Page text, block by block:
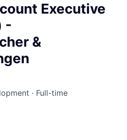
Executive
-
&
· Full-time